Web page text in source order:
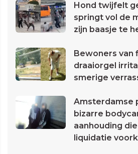
Hond twijfelt
springt vol de
zijn baasje te
Bewoners van
draaiorgel
smerige
Amsterdamse
bizarre
aanhouding
liquidatie